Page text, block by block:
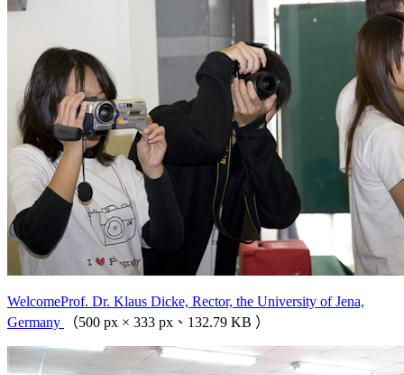
WelcomeProf. Dr. Klaus Dicke, Rector, the University of Jena,
Germany
（500 px × 333 px、132.79 KB ）